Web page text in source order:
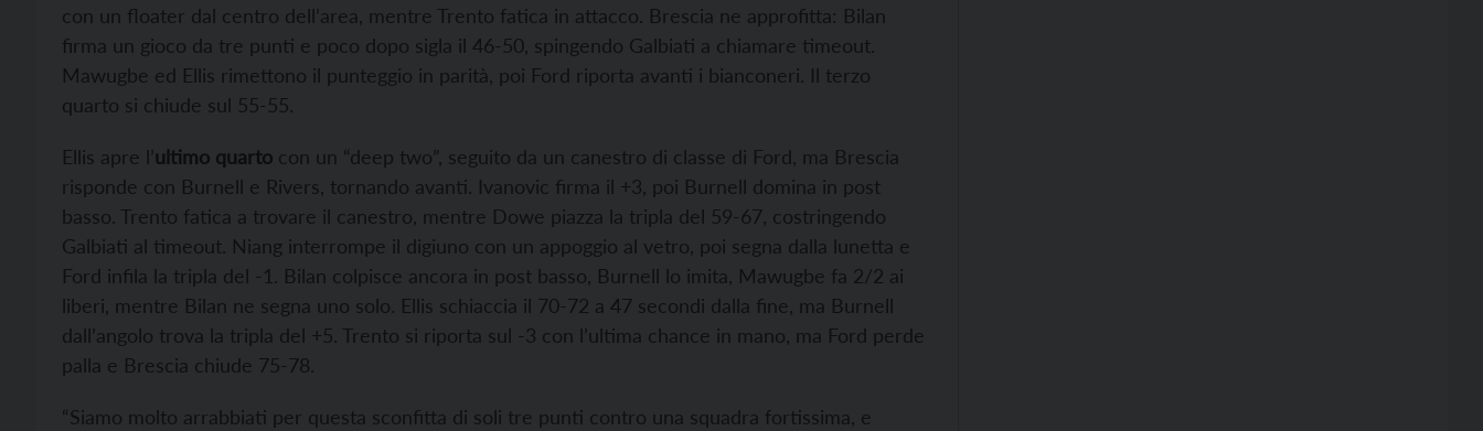
con un floater dal centro dell’area, mentre Trento fatica in attacco. Brescia ne approfitta: Bilan
firma un gioco da tre punti e poco dopo sigla il 46-50, spingendo Galbiati a chiamare timeout.
Mawugbe ed Ellis rimettono il punteggio in parità, poi Ford riporta avanti i bianconeri. Il terzo
quarto si chiude sul 55-55.
Ellis apre l’ultimo quarto con un “deep two”, seguito da un canestro di classe di Ford, ma Brescia
risponde con Burnell e Rivers, tornando avanti. Ivanovic firma il +3, poi Burnell domina in post
basso. Trento fatica a trovare il canestro, mentre Dowe piazza la tripla del 59-67, costringendo
Galbiati al timeout. Niang interrompe il digiuno con un appoggio al vetro, poi segna dalla lunetta e
Ford infila la tripla del -1. Bilan colpisce ancora in post basso, Burnell lo imita, Mawugbe fa 2/2 ai
liberi, mentre Bilan ne segna uno solo. Ellis schiaccia il 70-72 a 47 secondi dalla fine, ma Burnell
dall’angolo trova la tripla del +5. Trento si riporta sul -3 con l’ultima chance in mano, ma Ford perde
palla e Brescia chiude 75-78.
“Siamo molto arrabbiati per questa sconfitta di soli tre punti contro una squadra fortissima, e